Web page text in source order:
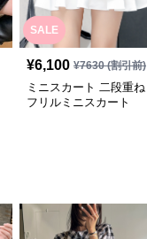
SALE
¥6,100 ¥7630(割引前)
ミニスカート 二段重ね
フリルミニスカート